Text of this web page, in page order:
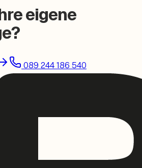
eigene
089 244 186 540